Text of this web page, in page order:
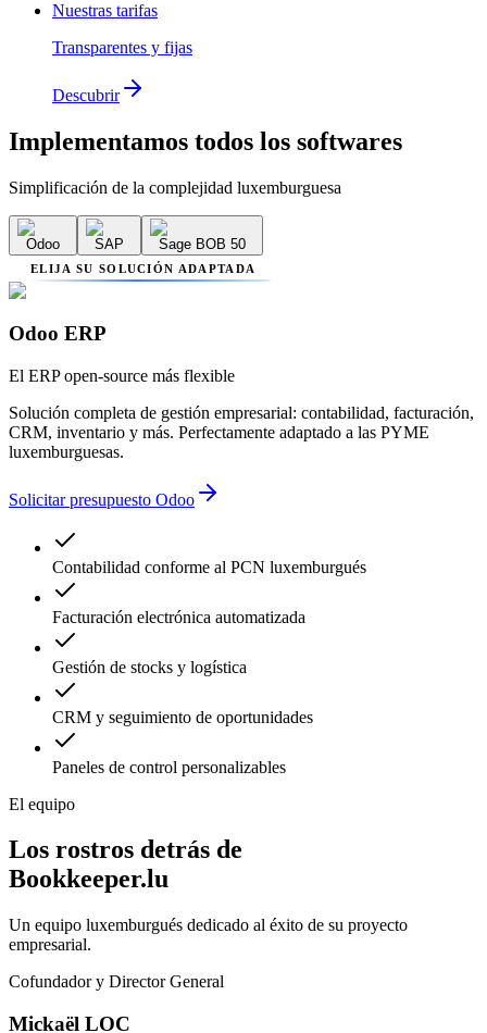
Nuestras tarifas
Transparentes y fijas
Descubrir
Implementamos todos los softwares
Simplificación de la complejidad luxemburguesa
Odoo SAP Sage BOB 50
ELIJA SU SOLUCIÓN ADAPTADA
Odoo ERP
El ERP open-source más flexible
Solución completa de gestión empresarial: contabilidad, facturación,
CRM, inventario y más. Perfectamente adaptado a las PYME
luxemburguesas.
Solicitar presupuesto Odoo
Contabilidad conforme al PCN luxemburgués
Facturación electrónica automatizada
Gestión de stocks y logística
CRM y seguimiento de oportunidades
Paneles de control personalizables
El equipo
Los rostros detrás de
Bookkeeper.lu
Un equipo luxemburgués dedicado al éxito de su proyecto
empresarial.
Cofundador y Director General
Mickaël LOC